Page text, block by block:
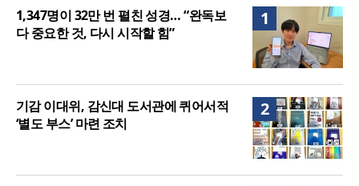
세기총 “자유를 지키며 하나 된 희망의 미래를 향하
여”
1
1,347명이 32만 번 펼친 성경… “완독보
다 중요한 것, 다시 시작할 힘”
2
기감 이대위, 감신대 도서관에 퀴어서적
‘별도 부스’ 마련 조치